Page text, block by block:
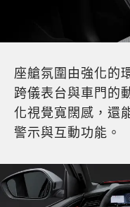
座艙氛圍由強化的
跨儀表台與車門的
化視覺寬闊感，還
警示與互動功能。